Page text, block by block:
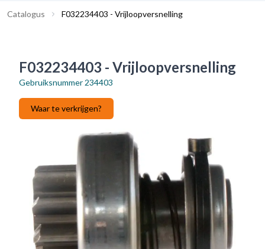
Catalogus F032234403 - Vrijloopversnelling
F032234403 - Vrijloopversnelling
Gebruiksnummer 234403
Waar te verkrijgen?